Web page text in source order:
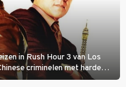
in Rush Hour 3 van Los
criminelen met harde